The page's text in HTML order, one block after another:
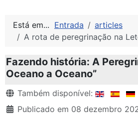
Está em... Entrada
articles
A rota de peregrinação na
Fazendo história: A
Oceano a Oceano”
Detalhes
Também disponível:
Publicado em 08 dezembro